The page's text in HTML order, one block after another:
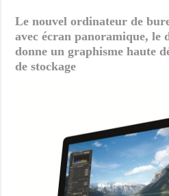
Le nouvel ordinateur de
avec écran panoramique, le
donne un graphisme haute
de stockage